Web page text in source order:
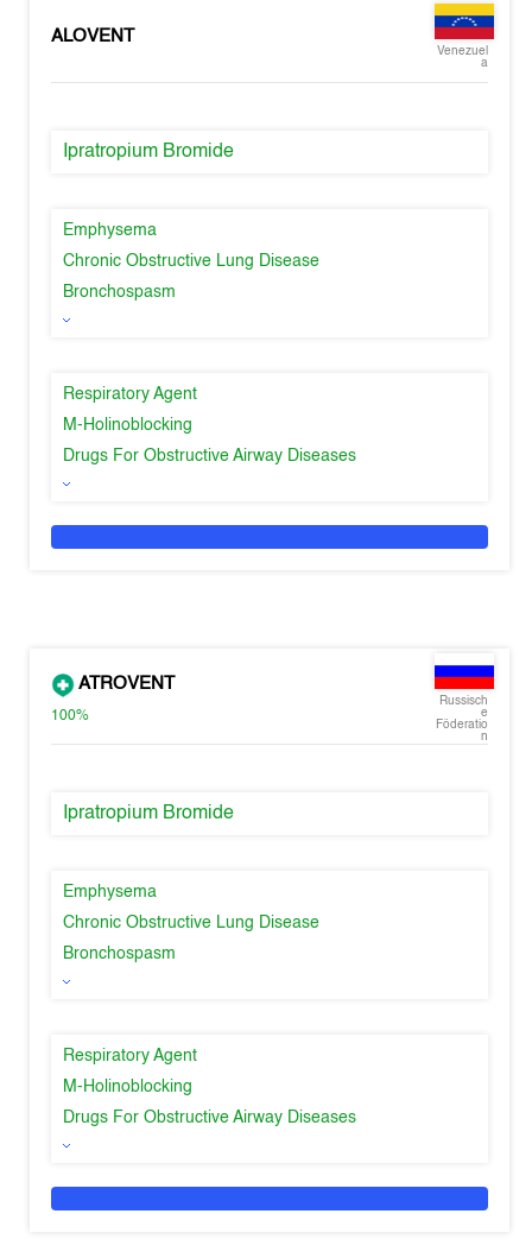
ALOVENT
Venezuel
a
Ipratropium Bromide
Emphysema
Chronic Obstructive Lung Disease
Bronchospasm
Respiratory Agent
M-Holinoblocking
Drugs For Obstructive Airway Diseases
ATROVENT
100%
Russisch
e
Föderatio
n
Ipratropium Bromide
Emphysema
Chronic Obstructive Lung Disease
Bronchospasm
Respiratory Agent
M-Holinoblocking
Drugs For Obstructive Airway Diseases